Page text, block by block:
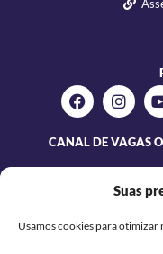
Suas
Usamos cookies para otimizar
CANAL DE VAGAS